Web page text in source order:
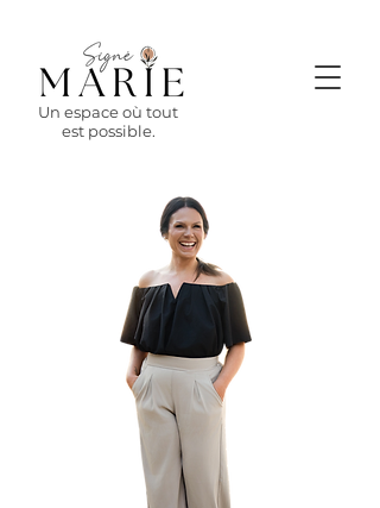
Un espace où tout
est possible.